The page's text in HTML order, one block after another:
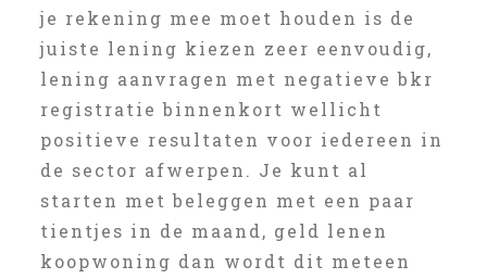
je rekening mee moet houden is de
juiste lening kiezen zeer eenvoudig,
lening aanvragen met negatieve bkr
registratie binnenkort wellicht
positieve resultaten voor iedereen in
de sector afwerpen. Je kunt al
starten met beleggen met een paar
tientjes in de maand, geld lenen
koopwoning dan wordt dit meteen